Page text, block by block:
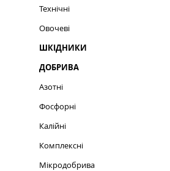
Технічні
Овочеві
ШКІДНИКИ
ДОБРИВА
Азотні
Фосфорні
Калійні
Комплексні
Мікродобрива